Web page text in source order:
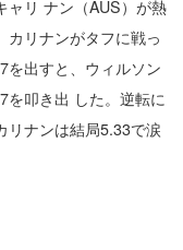
ャリ ナン（AUS）が熱
カリナンがタフに戦っ
を出すと、ウィルソン
を叩き出 した。逆転に
リナンは結局5.33で涙